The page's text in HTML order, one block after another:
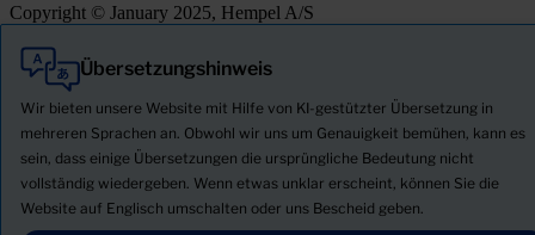
Copyright © January 2025, Hempel A/S
Übersetzungshinweis
Wir bieten unsere Website mit Hilfe von KI-gestützter Übersetzung in
mehreren Sprachen an. Obwohl wir uns um Genauigkeit bemühen, kann es
sein, dass einige Übersetzungen die ursprüngliche Bedeutung nicht
vollständig wiedergeben. Wenn etwas unklar erscheint, können Sie die
Website auf Englisch umschalten oder uns Bescheid geben.
Alle
Produkte
Sicherheitsdatenblatt herunterladen
PRODUCT NAME